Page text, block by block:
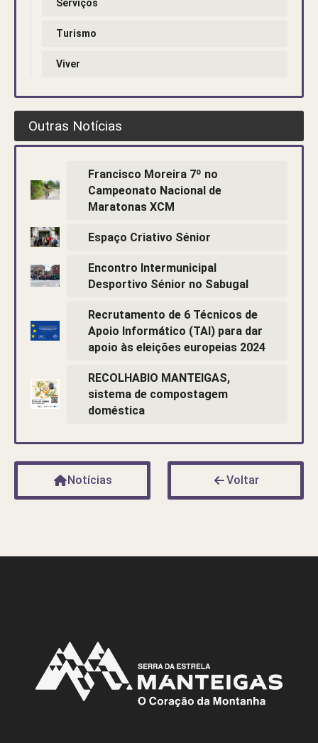
Serviços
Turismo
Viver
Outras Notícias
Francisco Moreira 7º no
Campeonato Nacional de
Maratonas XCM
Espaço Criativo Sénior
Encontro Intermunicipal
Desportivo Sénior no Sabugal
Recrutamento de 6 Técnicos de
Apoio Informático (TAI) para dar
apoio às eleições europeias 2024
RECOLHABIO MANTEIGAS,
sistema de compostagem
doméstica
Notícias Voltar